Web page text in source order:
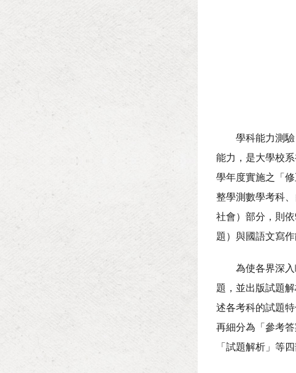
學科能力測驗（
能力，是大學校
學年度實施之「
整學測數學考科
社會）部分，則
題）與國語文寫
為使各界深入瞭
題，並出版試題
述各考科的試題
再細分為「參考
「試題解析」等四